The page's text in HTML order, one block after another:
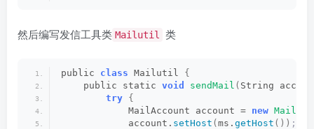
然后编写发信工具类 Mailutil 类
public class Mailutil {
    public static
void sendMail ( String
try {
            MailAccount account =
new
            account.
setHost ( ms. getHost ()) ;//邮